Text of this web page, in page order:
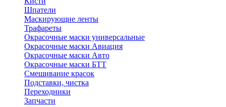
Шпатели
Маскирующие ленты
Трафареты
Окрасочные маски универсальные
Окрасочные маски Авиация
Окрасочные маски Авто
Окрасочные маски БТТ
Смешивание красок
Подставки, чистка
Переходники
Запчасти